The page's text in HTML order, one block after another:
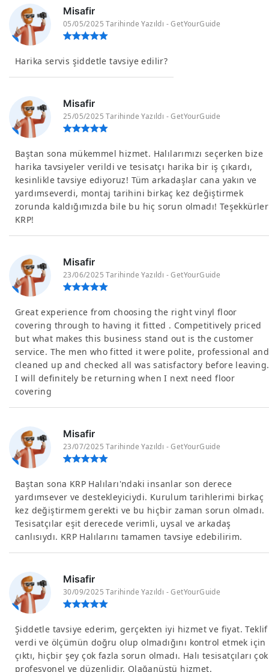
Misafir
05/05/2025 Tarihinde Yazıldı - GetYourGuide
Harika servis şiddetle tavsiye edilir?
Misafir
25/05/2025 Tarihinde Yazıldı - GetYourGuide
Baştan sona mükemmel hizmet. Halılarımızı seçerken bize
harika tavsiyeler verildi ve tesisatçı harika bir iş çıkardı,
kesinlikle tavsiye ediyoruz! Tüm arkadaşlar cana yakın ve
yardımseverdi, montaj tarihini birkaç kez değiştirmek
zorunda kaldığımızda bile bu hiç sorun olmadı! Teşekkürler
KRP!
Misafir
23/06/2025 Tarihinde Yazıldı - GetYourGuide
Great experience from choosing the right vinyl floor
covering through to having it fitted . Competitively priced
but what makes this business stand out is the customer
service. The men who fitted it were polite, professional and
cleaned up and checked all was satisfactory before leaving.
I will definitely be returning when I next need floor
covering
Misafir
23/07/2025 Tarihinde Yazıldı - GetYourGuide
Baştan sona KRP Halıları'ndaki insanlar son derece
yardımsever ve destekleyiciydi. Kurulum tarihlerimi birkaç
kez değiştirmem gerekti ve bu hiçbir zaman sorun olmadı.
Tesisatçılar eşit derecede verimli, uysal ve arkadaş
canlısıydı. KRP Halılarını tamamen tavsiye edebilirim.
Misafir
30/09/2025 Tarihinde Yazıldı - GetYourGuide
Şiddetle tavsiye ederim, gerçekten iyi hizmet ve fiyat. Teklif
verdi ve ölçümün doğru olup olmadığını kontrol etmek için
çıktı, hiçbir şey çok fazla sorun olmadı. Halı tesisatçıları çok
profesyonel ve düzenlidir. Olağanüstü hizmet.